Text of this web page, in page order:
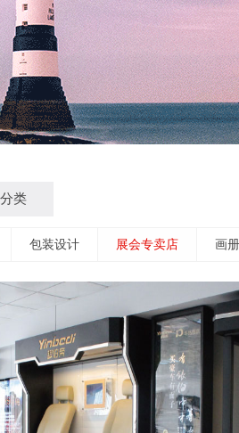
类
包装设计 展会专卖店 画